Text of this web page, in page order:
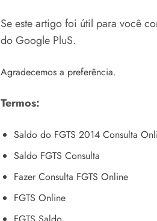
Se este artigo foi útil para você
do Google PluS.
Agradecemos a preferência.
Termos:
Saldo do FGTS 2014 Consulta
Saldo FGTS Consulta
Fazer Consulta FGTS Online
FGTS Online